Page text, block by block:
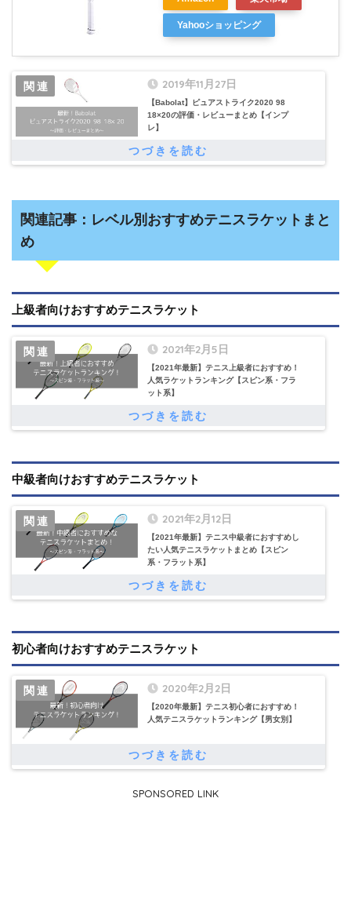
Yahooショッピング
2019年11月27日
【Babolat】ピュアストライク2020 98
18×20の評価・レビューまとめ【インプ
レ】
関連記事：レベル別おすすめテニスラケットまと
め
上級者向けおすすめテニスラケット
2021年2月5日
【2021年最新】テニス上級者におすすめ！
人気ラケットランキング【スピン系・フラ
ット系】
中級者向けおすすめテニスラケット
2021年2月12日
【2021年最新】テニス中級者におすすめし
たい人気テニスラケットまとめ【スピン
系・フラット系】
初心者向けおすすめテニスラケット
2020年2月2日
【2020年最新】テニス初心者におすすめ！
人気テニスラケットランキング【男女別】
SPONSORED LINK